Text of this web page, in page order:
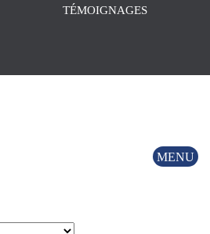
TÉMOIGNAGES